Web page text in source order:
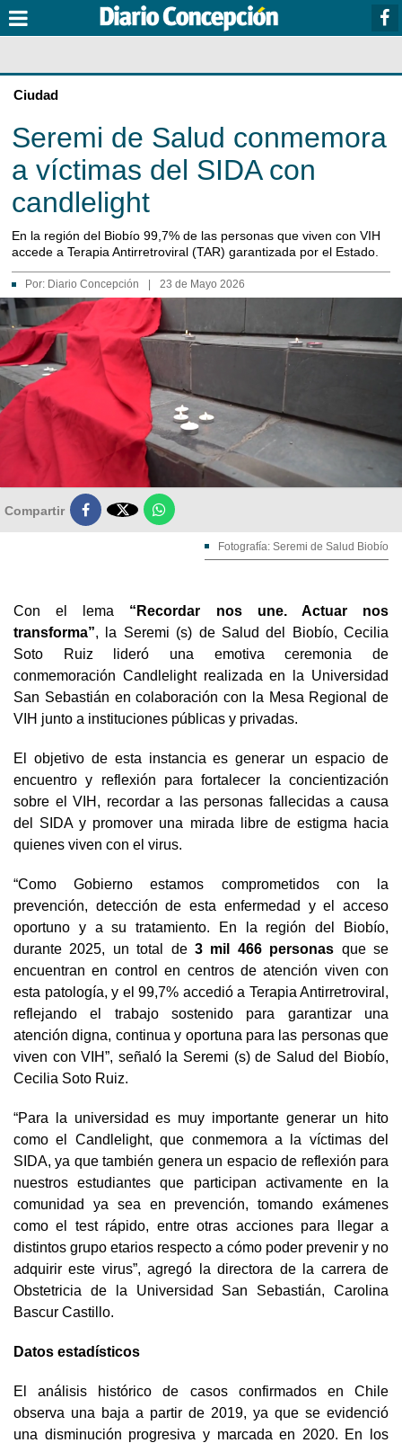
Ciudad
Seremi de Salud conmemora
a víctimas del SIDA con
candlelight
En la región del Biobío 99,7% de las personas que viven con VIH
accede a Terapia Antirretroviral (TAR) garantizada por el Estado.
Por: Diario Concepción 23 de Mayo 2026
Compartir 
Fotografía: Seremi de Salud Biobío
Con el lema “Recordar nos une. Actuar nos
transforma”, la Seremi (s) de Salud del Biobío, Cecilia
Soto Ruiz lideró una emotiva ceremonia de
conmemoración Candlelight realizada en la Universidad
San Sebastián en colaboración con la Mesa Regional de
VIH junto a instituciones públicas y privadas.
El objetivo de esta instancia es generar un espacio de
encuentro y reflexión para fortalecer la concientización
sobre el VIH, recordar a las personas fallecidas a causa
del SIDA y promover una mirada libre de estigma hacia
quienes viven con el virus.
“Como Gobierno estamos comprometidos con la
prevención, detección de esta enfermedad y el acceso
oportuno y a su tratamiento. En la región del Biobío,
durante 2025, un total de 3 mil 466 personas que se
encuentran en control en centros de atención viven con
esta patología, y el 99,7% accedió a Terapia Antirretroviral,
reflejando el trabajo sostenido para garantizar una
atención digna, continua y oportuna para las personas que
viven con VIH”, señaló la Seremi (s) de Salud del Biobío,
Cecilia Soto Ruiz.
“Para la universidad es muy importante generar un hito
como el Candlelight, que conmemora a la víctimas del
SIDA, ya que también genera un espacio de reflexión para
nuestros estudiantes que participan activamente en la
comunidad ya sea en prevención, tomando exámenes
como el test rápido, entre otras acciones para llegar a
distintos grupo etarios respecto a cómo poder prevenir y no
adquirir este virus”, agregó la directora de la carrera de
Obstetricia de la Universidad San Sebastián, Carolina
Bascur Castillo.
Datos estadísticos
El análisis histórico de casos confirmados en Chile
observa una baja a partir de 2019, ya que se evidenció
una disminución progresiva y marcada en 2020. En los